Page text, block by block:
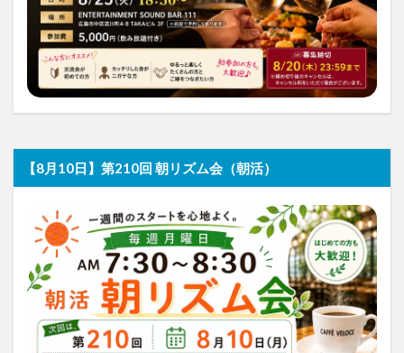
【8月10日】第210回 朝リズム会（朝活）